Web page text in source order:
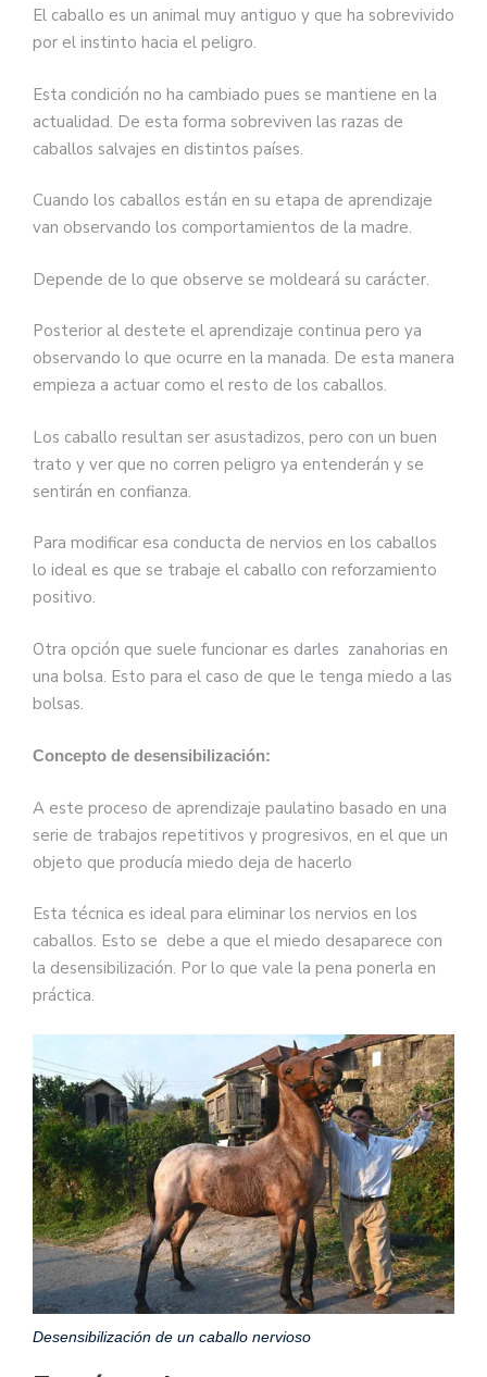
El caballo es un animal muy antiguo y que ha sobrevivido
por el instinto hacia el peligro.
Esta condición no ha cambiado pues se mantiene en la
actualidad. De esta forma sobreviven las razas de
caballos salvajes en distintos países.
Cuando los caballos están en su etapa de aprendizaje
van observando los comportamientos de la madre.
Depende de lo que observe se moldeará su carácter.
Posterior al destete el aprendizaje continua pero ya
observando lo que ocurre en la manada. De esta manera
empieza a actuar como el resto de los caballos.
Los caballo resultan ser asustadizos, pero con un buen
trato y ver que no corren peligro ya entenderán y se
sentirán en confianza.
Para modificar esa conducta de nervios en los caballos
lo ideal es que se trabaje el caballo con reforzamiento
positivo.
Otra opción que suele funcionar es darles zanahorias en
una bolsa. Esto para el caso de que le tenga miedo a las
bolsas.
Concepto de desensibilización:
A este proceso de aprendizaje paulatino basado en una
serie de trabajos repetitivos y progresivos, en el que un
objeto que producía miedo deja de hacerlo
Esta técnica es ideal para eliminar los nervios en los
caballos. Esto se debe a que el miedo desaparece con
la desensibilización. Por lo que vale la pena ponerla en
práctica.
Desensibilización de un caballo nervioso